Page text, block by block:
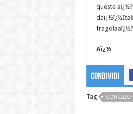
queste aï¿½?
Aï¿½
Condividi
Tag CONCILIO